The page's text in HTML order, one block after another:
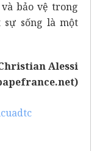
bảo vệ trong
sự sống là một
Alessi
)